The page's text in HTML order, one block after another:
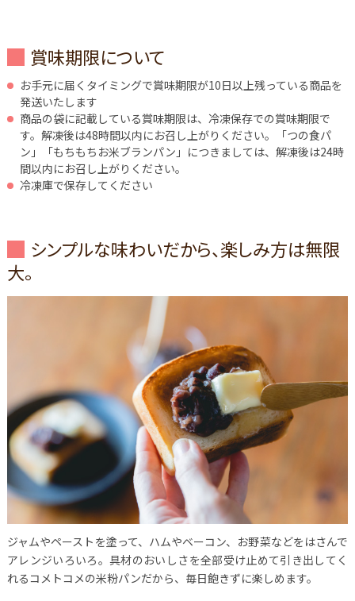
賞味期限について
お手元に届くタイミングで賞味期限が10日以上残っている商品を
発送いたします
商品の袋に記載している賞味期限は、冷凍保存での賞味期限で
す。解凍後は48時間以内にお召し上がりください。「つの食パ
ン」「もちもちお米ブランパン」につきましては、解凍後は24時
間以内にお召し上がりください。
冷凍庫で保存してください
シンプルな味わいだから、楽しみ方は無限
大。
ジャムやペーストを塗って、ハムやベーコン、お野菜などをはさんで
アレンジいろいろ。具材のおいしさを全部受け止めて引き出してく
れるコメトコメの米粉パンだから、毎日飽きずに楽しめます。